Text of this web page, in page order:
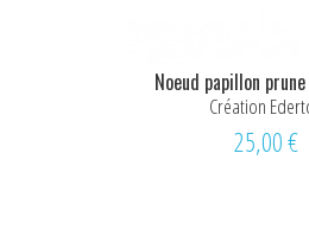
Noeud papillon
Création
25,00 €